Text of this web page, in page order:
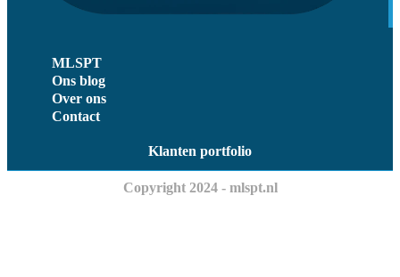
MLSPT
Ons blog
Over ons
Contact
Klanten portfolio
Copyright 2024 - mlspt.nl